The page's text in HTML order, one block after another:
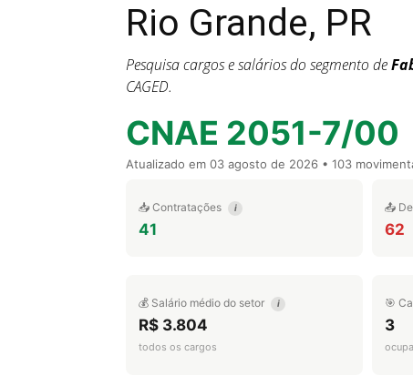
Rio Grande, PR
Pesquisa cargos e salários do segmento de
CAGED.
CNAE 2051-7/00
Atualizado em 03 agosto de 2026 • 103
📥 Contratações i
41
📤
62
💰 Salário médio do setor i
R$ 3.804
todos os cargos
🎯
3